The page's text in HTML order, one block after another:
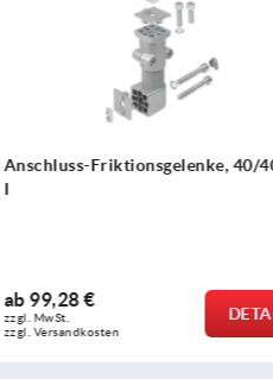
40/40 Typ